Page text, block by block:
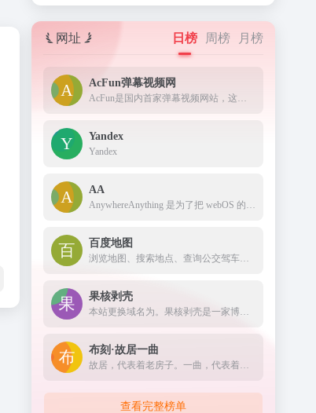
网址 日榜 周榜 月榜
AcFun弹幕视频网
AcFun是国内首家弹幕视频网站，这里有全网独家动漫新番， 友好的弹幕氛围，有趣的UP主，好玩有科技感的虚拟偶像，年轻人都在用。
Yandex
Yandex
AA
AnywhereAnything 是为了把 webOS 的 Just Type 搬上 web 而做的，并进行了本地化。
百度地图
浏览地图、搜索地点、查询公交驾车线路、查看实时路况，您的出行指南、生活助手。提供地铁线路图浏览，乘车方案查询，以及准确的票价和时间信息。
果核剥壳
本站更换域名为。果核剥壳是一家博客类型的资源分享软件，分享绿色软件软件，破解软件，安卓软件，纯净系统等。守住互联网最后的一片净土。
布刻·故居一曲
故居，代表着老房子。一曲，代表着并不是正真的曲子，更多代表着的还是故事，琴曲背后大多诉说的都是故事。一个老房子，留下的一段老故事。其实更多的还是回忆吧。所以呢，我要把我二十岁以后的记忆都封存在这里。
查看完整榜单